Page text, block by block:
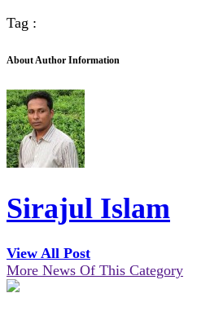
Tag :
About Author Information
Sirajul Islam
View All Post
More News Of This Category